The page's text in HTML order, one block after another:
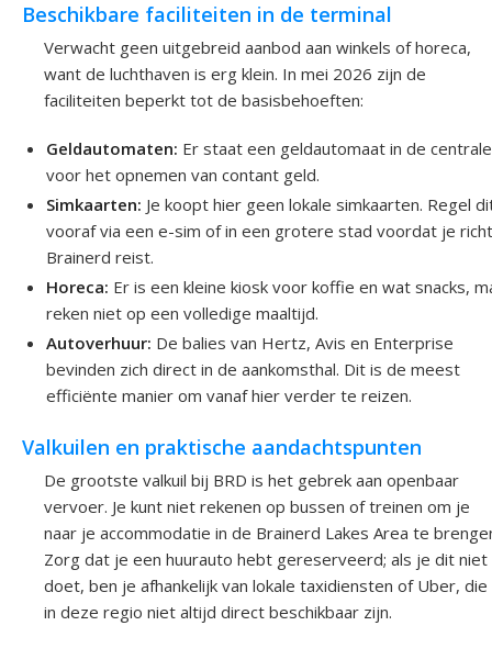
Beschikbare faciliteiten in de terminal
Verwacht geen uitgebreid aanbod aan winkels of horeca,
want de luchthaven is erg klein. In mei 2026 zijn de
faciliteiten beperkt tot de basisbehoeften:
Geldautomaten: Er staat een geldautomaat in de
voor het opnemen van contant geld.
Simkaarten: Je koopt hier geen lokale simkaarten. Regel
vooraf via een e-sim of in een grotere stad voordat je
Brainerd reist.
Horeca: Er is een kleine kiosk voor koffie en wat snacks,
reken niet op een volledige maaltijd.
Autoverhuur: De balies van Hertz, Avis en Enterprise
bevinden zich direct in de aankomsthal. Dit is de meest
efficiënte manier om vanaf hier verder te reizen.
Valkuilen en praktische aandachtspunten
De grootste valkuil bij BRD is het gebrek aan openbaar
vervoer. Je kunt niet rekenen op bussen of treinen om je
naar je accommodatie in de Brainerd Lakes Area te
Zorg dat je een huurauto hebt gereserveerd; als je dit niet
doet, ben je afhankelijk van lokale taxidiensten of Uber, die
in deze regio niet altijd direct beschikbaar zijn.